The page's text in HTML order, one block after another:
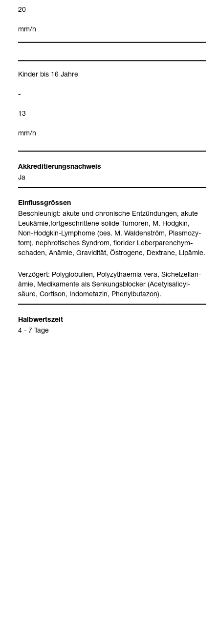
20
mm/h
Kin­der bis 16 Jahre
-
13
mm/h
Akkre­di­tie­rungs­nach­weis
Ja
Ein­fluss­grös­sen
Beschleu­nigt: akute und chro­ni­sche Ent­zün­dun­gen, akute
Leuk­ämie,fort­ge­schrit­tene solide Tumo­ren, M. Hodg­kin,
Non-​Hodg­kin-​Lym­phome (bes. M. Wal­den­ström, Plas­mo­zy­
tom), nephro­ti­sches Syn­drom, ﬂori­der Leber­pa­ren­chym­
scha­den, Anämie, Gra­vi­di­tät, Östro­gene, Dex­t­rane, Lipä­mie.
Ver­zö­gert: Poly­glo­bu­lien, Poly­zy­thae­mia vera, Sichel­zel­lan­
ämie, Medi­ka­mente als Sen­kungs­blo­cker (Ace­tyl­sa­li­cyl­
säure, Cor­ti­son, Indo­me­ta­zin, Phe­nyl­bu­ta­zon).
Halb­werts­zeit
4 - 7 Tage